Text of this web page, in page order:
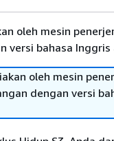
oleh mesin
versi bahasa
oleh mesin
dengan versi